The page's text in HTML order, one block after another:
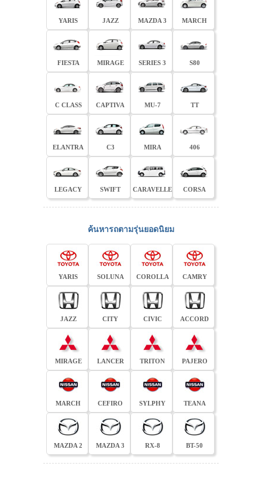
YARIS JAZZ MAZDA 3 MARCH
FIESTA MIRAGE SERIES 3 S80
C CLASS CAPTIVA MU-7 TT
ELANTRA C3 MIRA 406
LEGACY SWIFT CARAVELLE CORSA
ค้นหารถตามรุ่นยอดนิยม
YARIS SOLUNA COROLLA CAMRY
JAZZ CITY CIVIC ACCORD
MIRAGE LANCER TRITON PAJERO
MARCH CEFIRO SYLPHY TEANA
MAZDA 2 MAZDA 3 RX-8 BT-50